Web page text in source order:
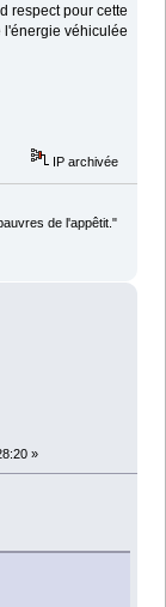
respect pour cette
l'énergie véhiculée
IP archivée
de l'appêtit."
»